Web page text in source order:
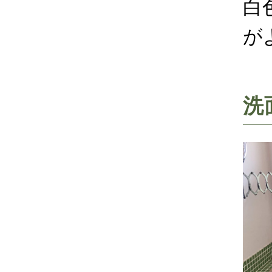
白
が
洗